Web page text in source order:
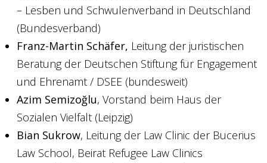
– Lesben und Schwulenverband in Deutschland
(Bundesverband)
Franz-Martin Schäfer, Leitung der juristischen
Beratung der Deutschen Stiftung für Engagement
und Ehrenamt / DSEE (bundesweit)
Azim Semizoğlu, Vorstand beim Haus der
Sozialen Vielfalt (Leipzig)
Bian Sukrow, Leitung der Law Clinic der Bucerius
Law School, Beirat Refugee Law Clinics